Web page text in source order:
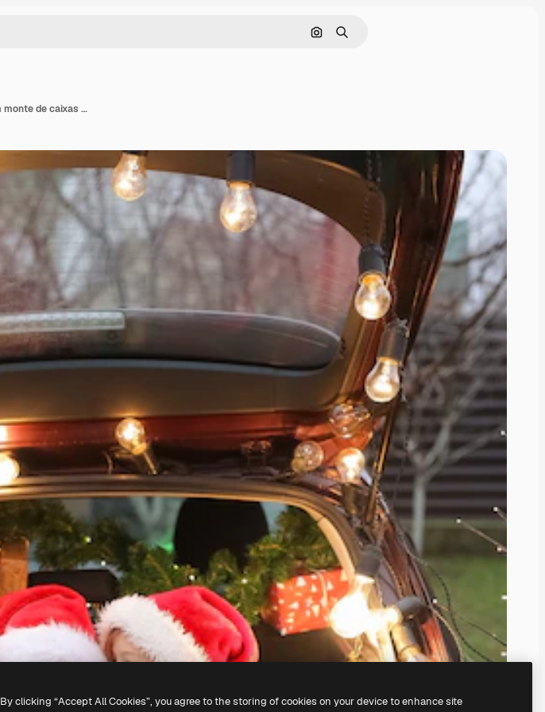
Pesquisar por imagem
Buscar
O irmão e a irmã estão sentados no carro decorado com um monte de caixas de presente de ano novo
By clicking “Accept All Cookies”, you agree to the storing of cookies on your device to enhance site